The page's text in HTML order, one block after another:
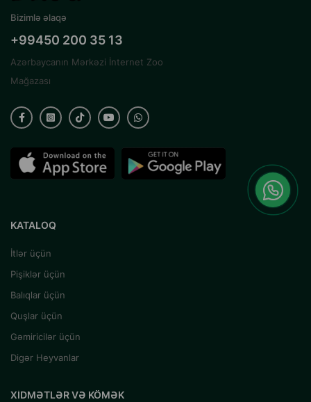
Bizimlə əlaqə
+99450 200 35 13
Azərbaycanın Mərkəzi İnternet Zoo
Mağazası
KATALOQ
İtlər üçün
Pişiklər üçün
Balıqlar üçün
Quşlar üçün
Gəmiricilər üçün
Digər Heyvanlar
XIDMƏTLƏR VƏ KÖMƏK